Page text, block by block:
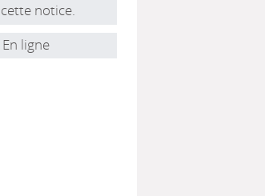
cette notice.
En ligne